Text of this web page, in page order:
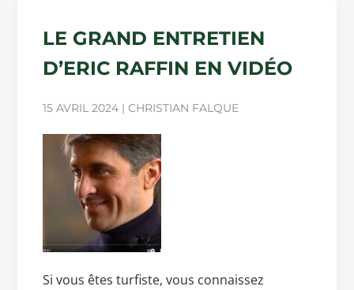
LE GRAND ENTRETIEN
D’ERIC RAFFIN EN VIDÉO
15 AVRIL 2024 | CHRISTIAN FALQUE
Si vous êtes turfiste, vous connaissez